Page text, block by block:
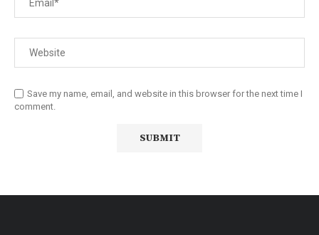
Save my name, email, and website in this browser for the next time I
comment.